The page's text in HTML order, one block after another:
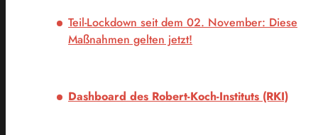
Teil-Lockdown seit dem 02. November: Diese
Maßnahmen gelten jetzt!
Dashboard des Robert-Koch-Instituts (RKI)